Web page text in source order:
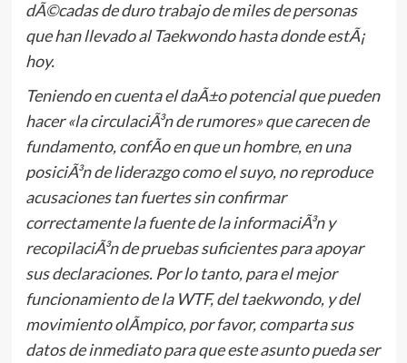
dÃ©cadas de duro trabajo de miles de personas
que han llevado al Taekwondo hasta donde estÃ¡
hoy.
Teniendo en cuenta el daÃ±o potencial que pueden
hacer «la circulaciÃ³n de rumores» que carecen de
fundamento, confÃ­o en que un hombre, en una
posiciÃ³n de liderazgo como el suyo, no reproduce
acusaciones tan fuertes sin confirmar
correctamente la fuente de la informaciÃ³n y
recopilaciÃ³n de pruebas suficientes para apoyar
sus declaraciones. Por lo tanto, para el mejor
funcionamiento de la WTF, del taekwondo, y del
movimiento olÃ­mpico, por favor, comparta sus
datos de inmediato para que este asunto pueda ser